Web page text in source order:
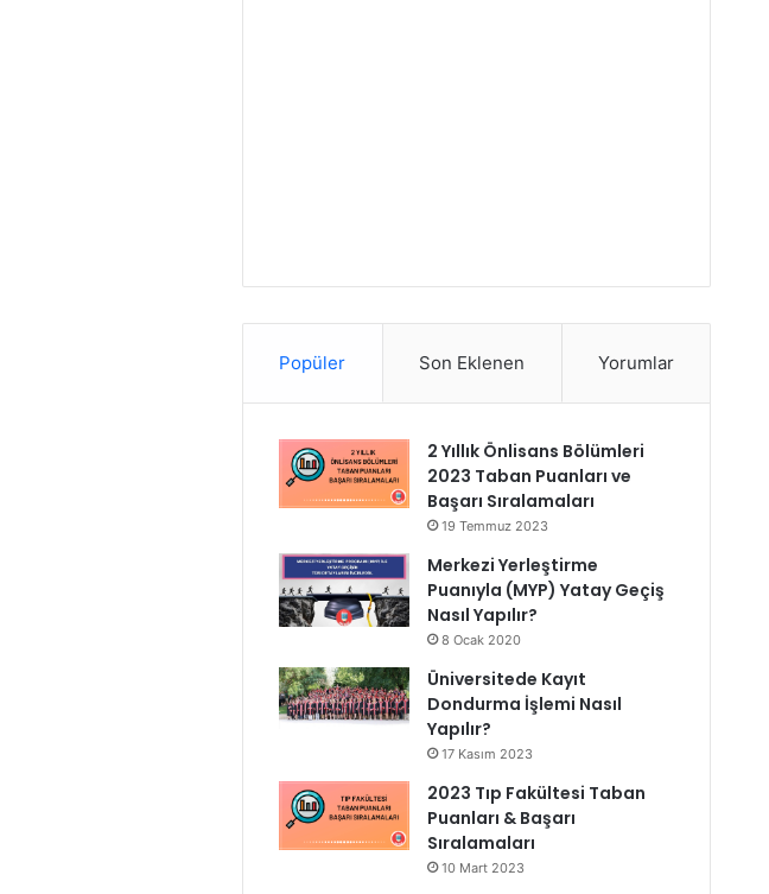
Popüler Son Eklenen Yorumlar
2 Yıllık Önlisans Bölümleri
2023 Taban Puanları ve
Başarı Sıralamaları
19 Temmuz 2023
Merkezi Yerleştirme
Puanıyla (MYP) Yatay Geçiş
Nasıl Yapılır?
8 Ocak 2020
Üniversitede Kayıt
Dondurma İşlemi Nasıl
Yapılır?
17 Kasım 2023
2023 Tıp Fakültesi Taban
Puanları & Başarı
Sıralamaları
10 Mart 2023